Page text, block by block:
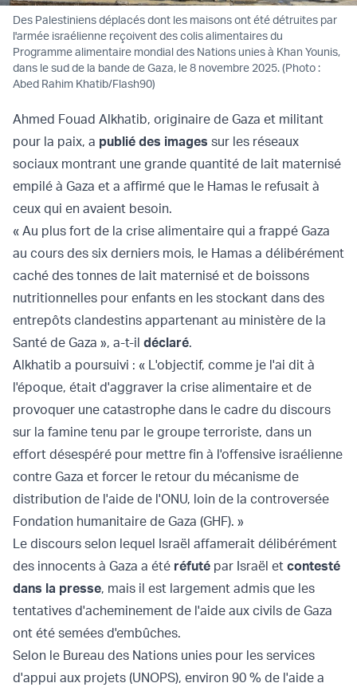
Des Palestiniens déplacés dont les maisons ont été détruites par
l'armée israélienne reçoivent des colis alimentaires du
Programme alimentaire mondial des Nations unies à Khan Younis,
dans le sud de la bande de Gaza, le 8 novembre 2025. (Photo :
Abed Rahim Khatib/Flash90)
Ahmed Fouad Alkhatib, originaire de Gaza et militant
pour la paix, a publié des images sur les réseaux
sociaux montrant une grande quantité de lait maternisé
empilé à Gaza et a affirmé que le Hamas le refusait à
ceux qui en avaient besoin.
« Au plus fort de la crise alimentaire qui a frappé Gaza
au cours des six derniers mois, le Hamas a délibérément
caché des tonnes de lait maternisé et de boissons
nutritionnelles pour enfants en les stockant dans des
entrepôts clandestins appartenant au ministère de la
Santé de Gaza », a-t-il déclaré.
Alkhatib a poursuivi : « L'objectif, comme je l'ai dit à
l'époque, était d'aggraver la crise alimentaire et de
provoquer une catastrophe dans le cadre du discours
sur la famine tenu par le groupe terroriste, dans un
effort désespéré pour mettre fin à l'offensive israélienne
contre Gaza et forcer le retour du mécanisme de
distribution de l'aide de l'ONU, loin de la controversée
Fondation humanitaire de Gaza (GHF). »
Le discours selon lequel Israël affamerait délibérément
des innocents à Gaza a été réfuté par Israël et contesté
dans la presse, mais il est largement admis que les
tentatives d'acheminement de l'aide aux civils de Gaza
ont été semées d'embûches.
Selon le Bureau des Nations unies pour les services
d'appui aux projets (UNOPS), environ 90 % de l'aide a